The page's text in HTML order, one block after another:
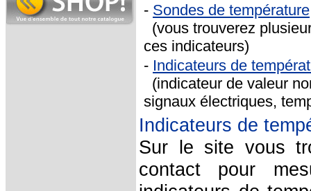
- Sondes de température
(vous trouverez
ces indicateurs)
- Indicateurs de
(indicateur de valeur
signaux électriques,
Indicateurs de
Sur le site vous
contact pour